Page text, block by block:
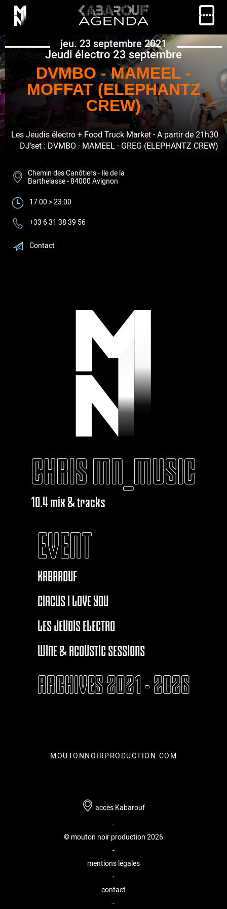
jeu. 23 septembre 2021
Jeudi électro 23 septembre
DVMBO - MAMEEL -
MOFFAT (ELEPHANTZ
CREW)
Les Jeudis électro + Food Truck Market - A partir de 21h30
DJ’set : DVMBO - MAMEEL - GREG (ELEPHANTZ CREW)
Chemin des Canôtiers - Ile de la
Barthelasse - 84000 Avignon
17:00 > 23:00
+33 6 31 38 39 56
Contact
CHRIS MN_MUSIC
10.4 mix & tracks
EVENT
KABAROUF
CIRCUS I LOVE YOU
LES JEUDIS ELECTRO
WINE & ACOUSTIC SESSIONS
ARCHIVES 2021 - 2026
MOUTONNOIRPRODUCTION.COM
accès Kabarouf
-
© mouton noir production 2026
-
mentions légales
-
contact
-